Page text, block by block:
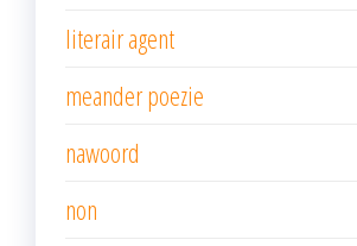
literair agent
meander poezie
nawoord
non